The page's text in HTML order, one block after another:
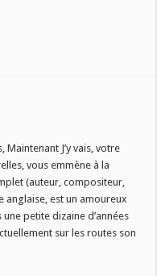
Piers
J’y vais, votre
vous emmène à la
(auteur, compositeur,
anglaise, est un amoureux
petite dizaine d’années
sur les routes son